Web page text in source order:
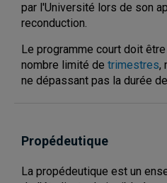
par l'Université lors de son
reconduction.
Le programme court doit
nombre limité de trimestres,
ne dépassant pas la durée
Propédeutique
La propédeutique est un